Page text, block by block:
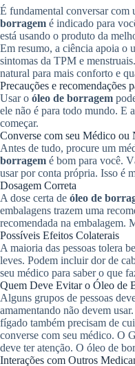
É fundamental conversar com
borragem é indicado para
está usando o produto da
Em resumo, a ciência apoia o
sintomas da TPM e
natural para mais conforto e
Precauções e recomendações
Usar o óleo de borragem
ele não é para todo mundo. E
começar.
Converse com seu Médico ou
Antes de tudo, procure um
borragem é bom para você.
usar por conta própria. Isso é
Dosagem Correta
A dose certa de óleo de
embalagens trazem uma
recomendada na embalagem.
Possíveis Efeitos Colaterais
A maioria das pessoas tolera
leves. Podem incluir dor de
seu médico para saber o que
Quem Deve Evitar o Óleo de
Alguns grupos de pessoas
amamentando não devem
fígado também precisam de
converse com seu médico. O
deve ter atenção. O óleo de
Interações com Outros